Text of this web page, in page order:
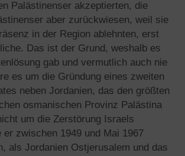
Palästinenser akzeptierten, die
aber zurückwiesen, weil sie
in der Region ablehnten, erst
Das ist der Grund, weshalb es
gab und vermutlich auch nie
es um die Gründung eines zweiten
neben Jordanien, das den größten
osmanischen Provinz Palästina
um die Zerstörung Israels
er zwischen 1949 und Mai 1967
als Jordanien Ostjerusalem und das